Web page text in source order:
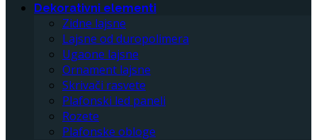
Dekorativni elementi
Zidne lajsne
Lajsne od duropolimera
Ugaone lajsne
Ornament lajsne
Skrivači rasvete
Plafonski led paneli
Rozete
Plafonske obloge